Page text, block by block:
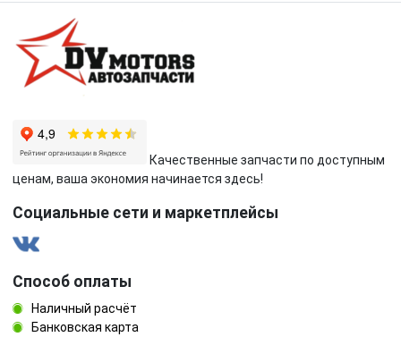
Качественные запчасти по доступным
ценам, ваша экономия начинается здесь!
Социальные сети и маркетплейсы
Способ оплаты
Наличный расчёт
Банковская карта